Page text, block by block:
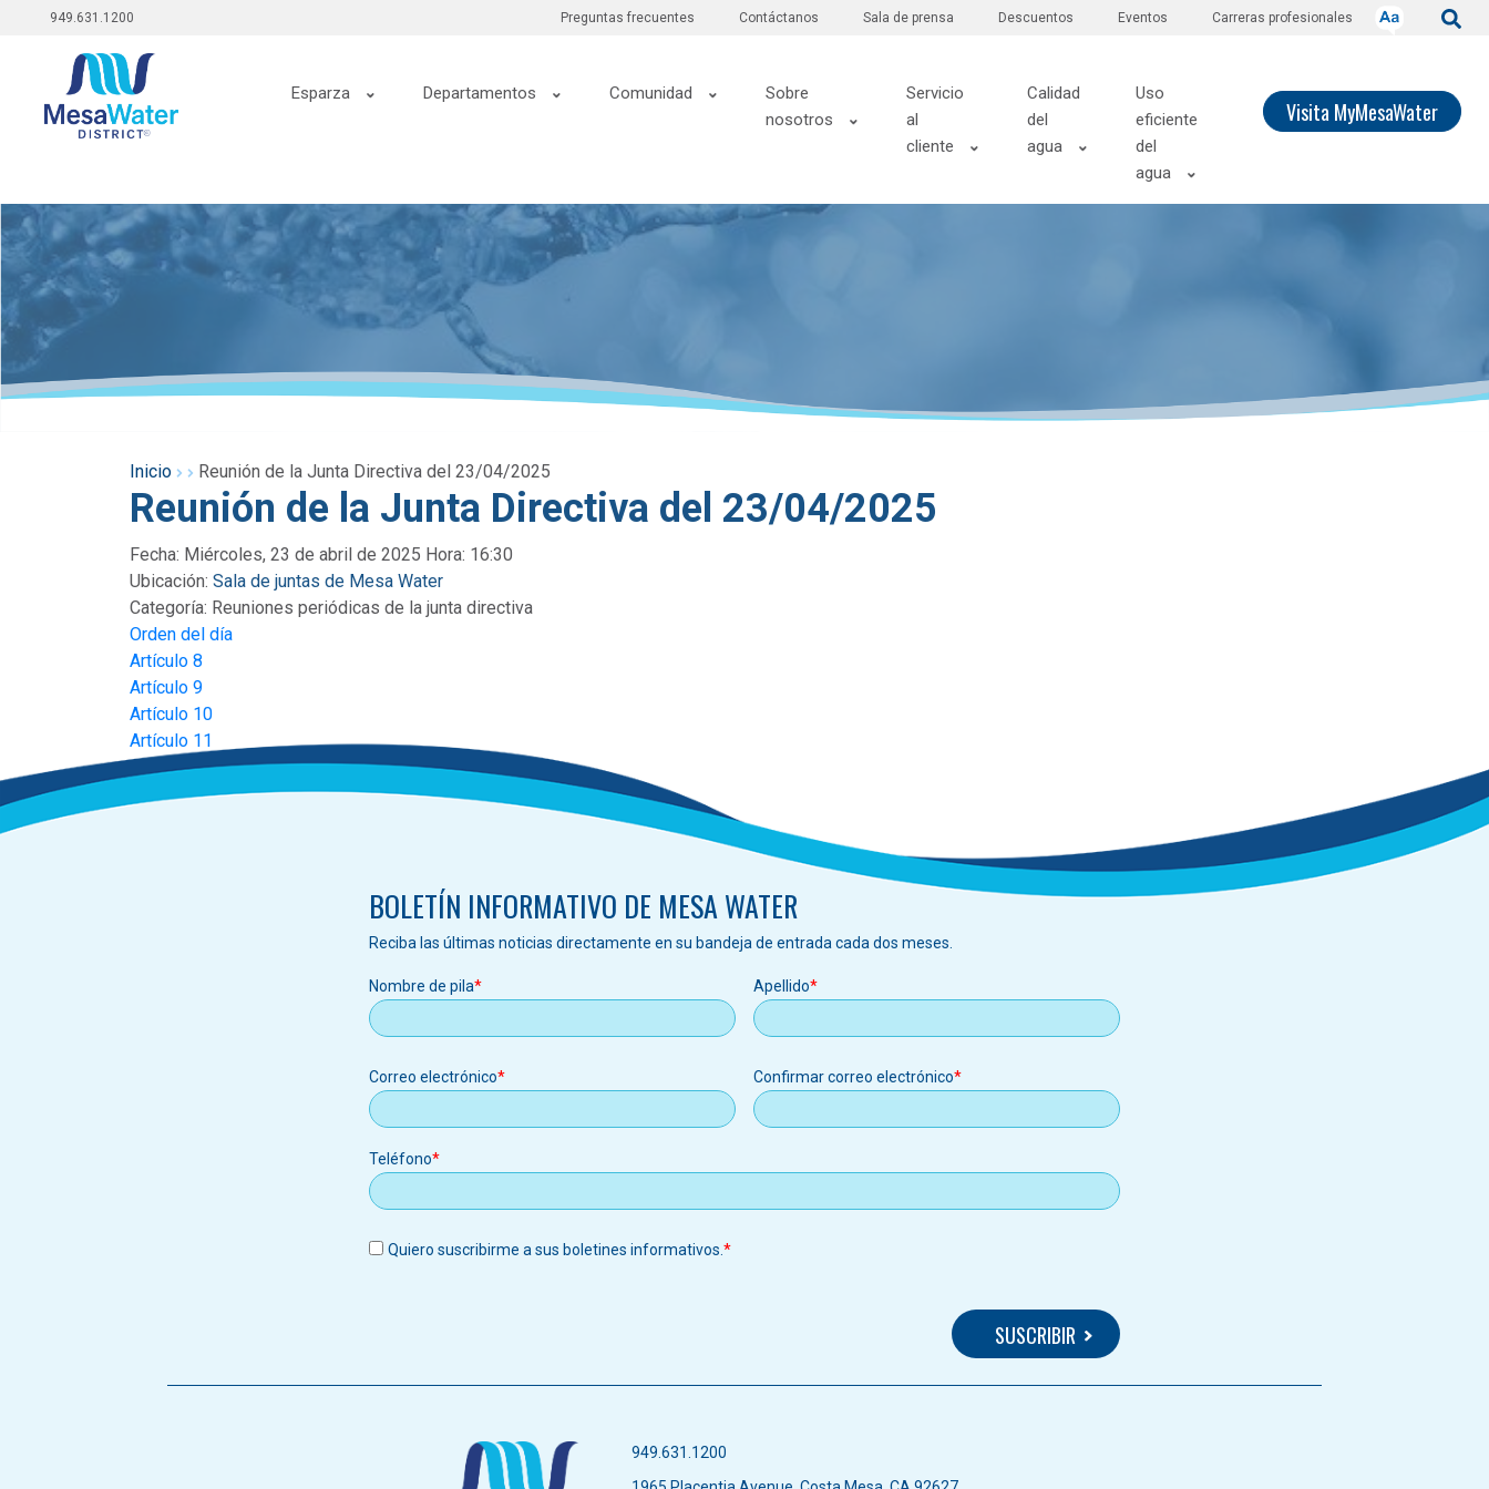
contenido
Menú
superior
949.631.1200 Carreras profesionales
Eventos
Descuentos
Sala de prensa
Contáctanos
Preguntas frecuentes
Navegación
Esparza Departamentos Comunidad
Sobre
nosotros
Servicio
al
cliente
Calidad
del
agua
Uso
eficiente
del
agua
Visita MyMesaWater
Inicio Reunión de la Junta Directiva del 23/04/2025
Reunión de la Junta Directiva del 23/04/2025
Fecha: Miércoles, 23 de abril de 2025 Hora: 16:30
Ubicación: Sala de juntas de Mesa Water
Categoría: Reuniones periódicas de la junta directiva
Orden del día
Artículo 8
Artículo 9
Artículo 10
Artículo 11
Artículo 12
Minutos
BOLETÍN INFORMATIVO DE MESA WATER
Reciba las últimas noticias directamente en su bandeja de entrada cada dos meses.
Nombre de pila Apellido
Correo
electrónico
Correo electrónico Confirmar correo electrónico
Teléfono
Quiero suscribirme a sus boletines informativos.
949.631.1200